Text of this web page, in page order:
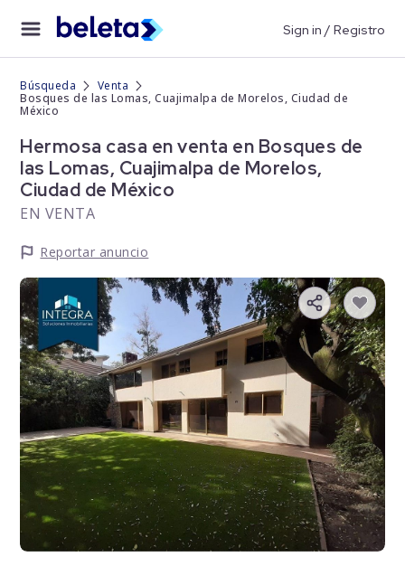
Sign in / Registro
Búsqueda
Venta
Bosques de las Lomas, Cuajimalpa de Morelos, Ciudad de
México
Hermosa casa en venta en Bosques de
las Lomas, Cuajimalpa de Morelos,
Ciudad de México
EN VENTA
Reportar anuncio